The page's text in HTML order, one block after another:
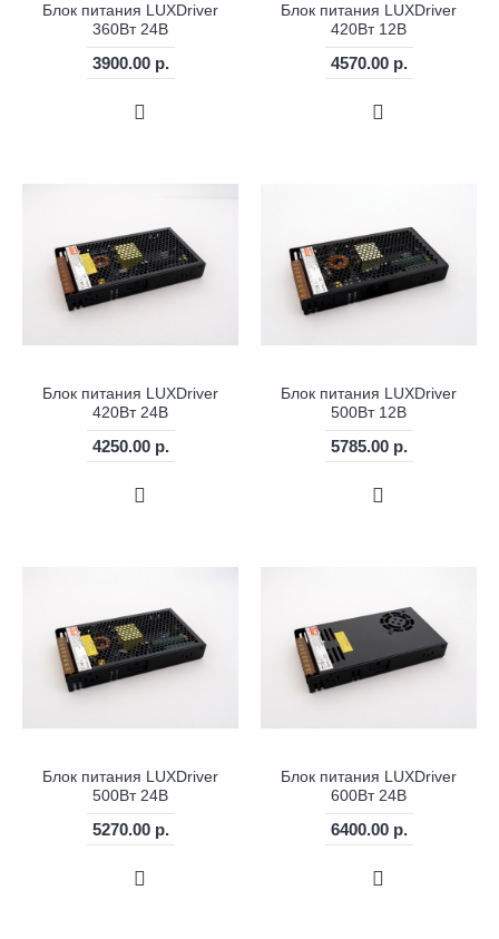
Блок питания LUXDriver
360Вт 24В
3900.00 р.
Блок питания LUXDriver
420Вт 12В
4570.00 р.
Блок питания LUXDriver
420Вт 24В
4250.00 р.
Блок питания LUXDriver
500Вт 12В
5785.00 р.
Блок питания LUXDriver
500Вт 24В
5270.00 р.
Блок питания LUXDriver
600Вт 24В
6400.00 р.